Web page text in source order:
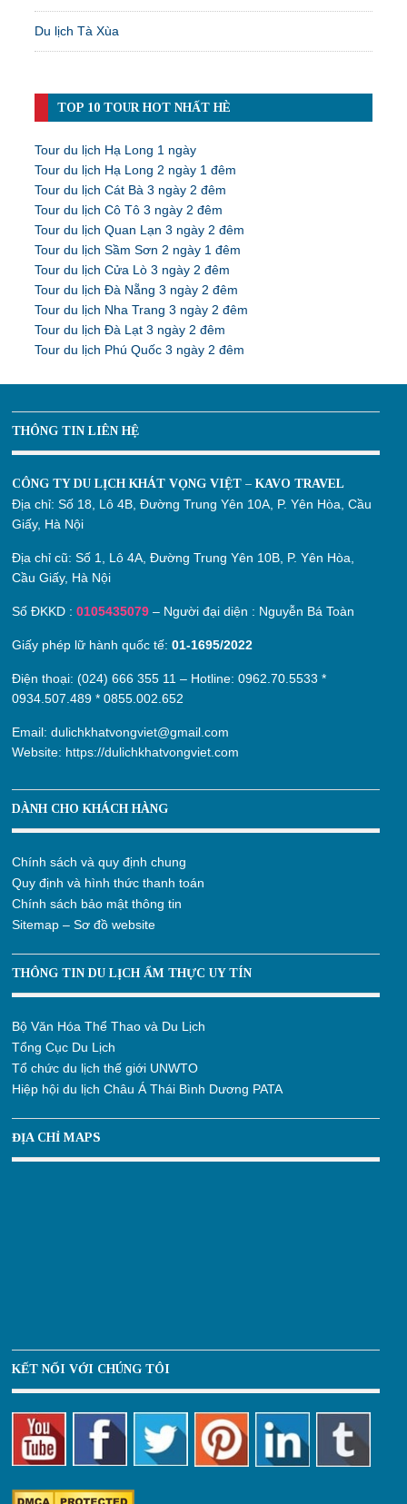
Du lịch Tà Xùa
TOP 10 TOUR HOT NHẤT HÈ
Tour du lịch Hạ Long 1 ngày
Tour du lịch Hạ Long 2 ngày 1 đêm
Tour du lịch Cát Bà 3 ngày 2 đêm
Tour du lịch Cô Tô 3 ngày 2 đêm
Tour du lịch Quan Lạn 3 ngày 2 đêm
Tour du lịch Sầm Sơn 2 ngày 1 đêm
Tour du lịch Cửa Lò 3 ngày 2 đêm
Tour du lịch Đà Nẵng 3 ngày 2 đêm
Tour du lịch Nha Trang 3 ngày 2 đêm
Tour du lịch Đà Lạt 3 ngày 2 đêm
Tour du lịch Phú Quốc 3 ngày 2 đêm
THÔNG TIN LIÊN HỆ
CÔNG TY DU LỊCH KHÁT VỌNG VIỆT – KAVO TRAVEL
Địa chỉ:Số 18, Lô 4B, Đường Trung Yên 10A, P. Yên Hòa, Cầu
Giấy, Hà Nội
Địa chỉ cũ:Số 1, Lô 4A, Đường Trung Yên 10B, P. Yên Hòa,
Cầu Giấy, Hà Nội
Số ĐKKD :0105435079 – Người đại diện : Nguyễn Bá Toàn
Giấy phép lữ hành quốc tế:01-1695/2022
Điện thoại: (024) 666 355 11 – Hotline:0962.70.5533 *
0934.507.489 *0855.002.652
Email:dulichkhatvongviet@gmail.com
Website: https://dulichkhatvongviet.com
DÀNH CHO KHÁCH HÀNG
Chính sách và quy định chung
Quy định và hình thức thanh toán
Chính sách bảo mật thông tin
Sitemap – Sơ đồ website
THÔNG TIN DU LỊCH ẨM THỰC UY TÍN
Bộ Văn Hóa Thể Thao và Du Lịch
Tổng Cục Du Lịch
Tổ chức du lịch thế giới UNWTO
Hiệp hội du lịch Châu Á Thái Bình Dương PATA
ĐỊA CHỈ MAPS
KẾT NỐI VỚI CHÚNG TÔI